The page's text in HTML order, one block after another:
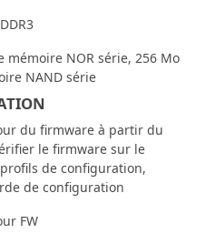
mémoire NOR série, 256 Mo
NAND série
du firmware à partir du
le firmware sur le
de configuration,
de configuration
FW